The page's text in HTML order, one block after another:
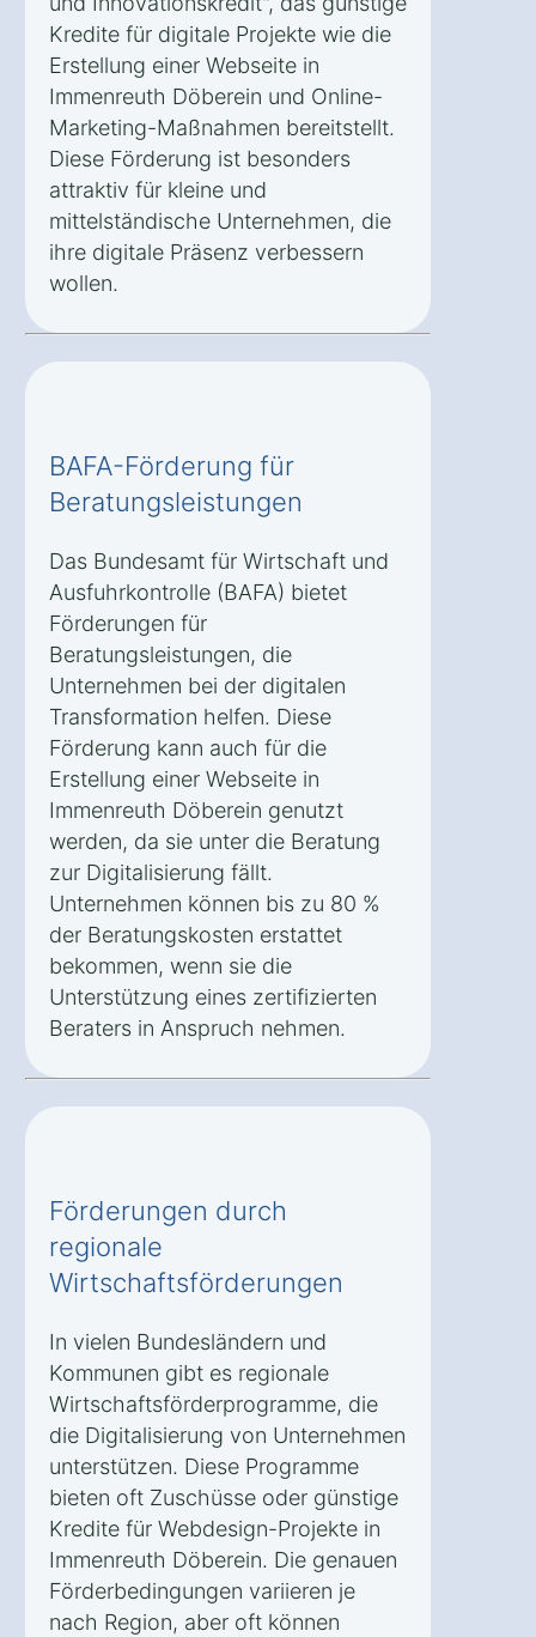
Kredite für digitale Projekte wie die
Erstellung einer Webseite in
Immenreuth Döberein und Online-
Marketing-Maßnahmen bereitstellt.
Diese Förderung ist besonders
attraktiv für kleine und
mittelständische Unternehmen, die
ihre digitale Präsenz verbessern
wollen.
BAFA-Förderung für
Beratungsleistungen
Das Bundesamt für Wirtschaft und
Ausfuhrkontrolle (BAFA) bietet
Förderungen für
Beratungsleistungen, die
Unternehmen bei der digitalen
Transformation helfen. Diese
Förderung kann auch für die
Erstellung einer Webseite in
Immenreuth Döberein genutzt
werden, da sie unter die Beratung
zur Digitalisierung fällt.
Unternehmen können bis zu 80 %
der Beratungskosten erstattet
bekommen, wenn sie die
Unterstützung eines zertifizierten
Beraters in Anspruch nehmen.
Förderungen durch
regionale
Wirtschaftsförderungen
In vielen Bundesländern und
Kommunen gibt es regionale
Wirtschaftsförderprogramme, die
die Digitalisierung von Unternehmen
unterstützen. Diese Programme
bieten oft Zuschüsse oder günstige
Kredite für Webdesign-Projekte in
Immenreuth Döberein. Die genauen
Förderbedingungen variieren je
nach Region, aber oft können